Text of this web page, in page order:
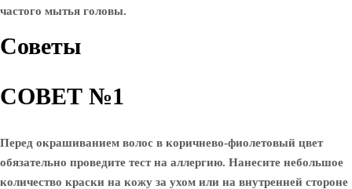
частого мытья головы.
Советы
СОВЕТ №1
Перед окрашиванием волос в коричнево-фиолетовый цвет
обязательно проведите тест на аллергию. Нанесите небольшое
количество краски на кожу за ухом или на внутренней стороне